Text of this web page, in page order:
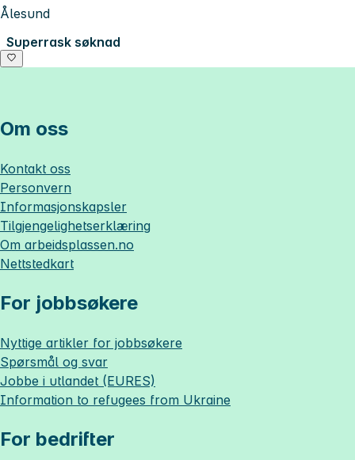
Ålesund
Superrask søknad
Om oss
Kontakt oss
Personvern
Informasjonskapsler
Tilgjengelighetserklæring
Om arbeidsplassen.no
Nettstedkart
For jobbsøkere
Nyttige artikler for jobbsøkere
Spørsmål og svar
Jobbe i utlandet (EURES)
Information to refugees from Ukraine
For bedrifter